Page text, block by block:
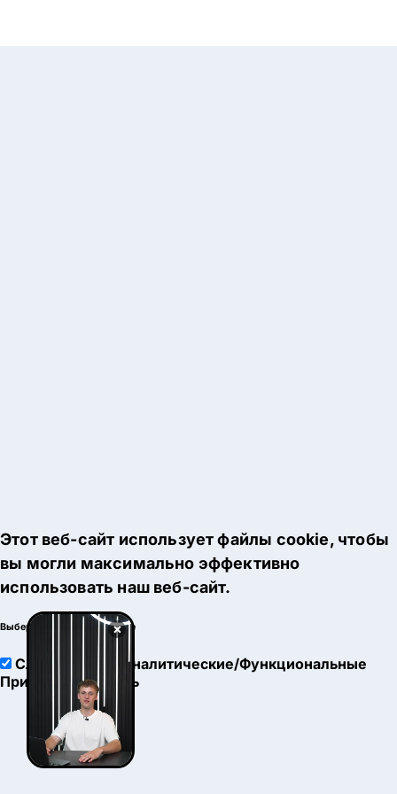
×
Этот веб-сайт использует файлы cookie, чтобы
вы могли максимально эффективно
использовать наш веб-сайт.
Выберите настройки cookie
Служебные
Аналитические/Функциональные
Принять
Настроить